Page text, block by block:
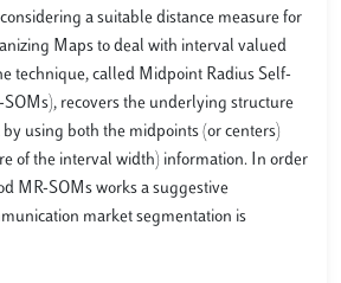
a suitable distance measure for
Maps to deal with interval valued
technique, called Midpoint Radius Self-
recovers the underlying structure
using both the midpoints (or centers)
of the interval width) information. In order
MR-SOMs works a suggestive
market segmentation is